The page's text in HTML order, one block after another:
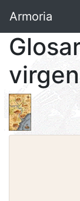
Armoria
virgen